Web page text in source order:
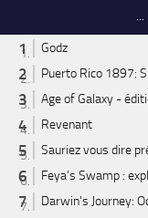
...
Godz
Puerto Rico 1897:
Age of Galaxy -
Revenant
Sauriez vous dire
Feya’s Swamp :
Darwin's Journey: